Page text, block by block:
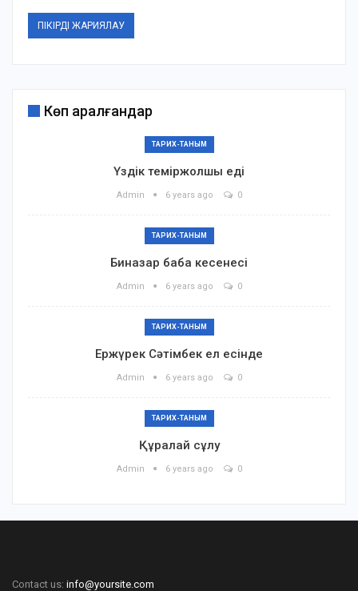
Көп қаралғандар
ТАРИХ-ТАНЫМ
Үздік теміржолшы еді
Admin 6 years ago 0
ТАРИХ-ТАНЫМ
Биназар баба кесенесі
Admin 6 years ago 0
ТАРИХ-ТАНЫМ
Ержүрек Сәтімбек ел есінде
Admin 6 years ago 0
ТАРИХ-ТАНЫМ
Құралай сұлу
Admin 6 years ago 0
Contact us: info@yoursite.com